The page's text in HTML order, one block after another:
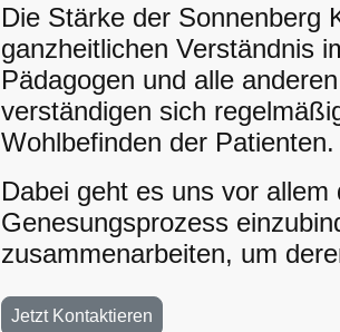
Die Stärke der Sonnenberg
ganzheitlichen Verständnis
Pädagogen und alle
verständigen sich
Wohlbefinden der Patienten.
Dabei geht es uns vor
Genesungsprozess
zusammenarbeiten, um
Jetzt Kontaktieren